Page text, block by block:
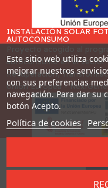
INSTALACIÓN SOLAR
AUTOCONSUMO
autoconsumo en el sector
Recuperación,
Unión Europea -
Este sitio web utiliza
mejorar nuestros
con sus preferencias
navegación. Para dar su
botón Acepto.
Política de cookies